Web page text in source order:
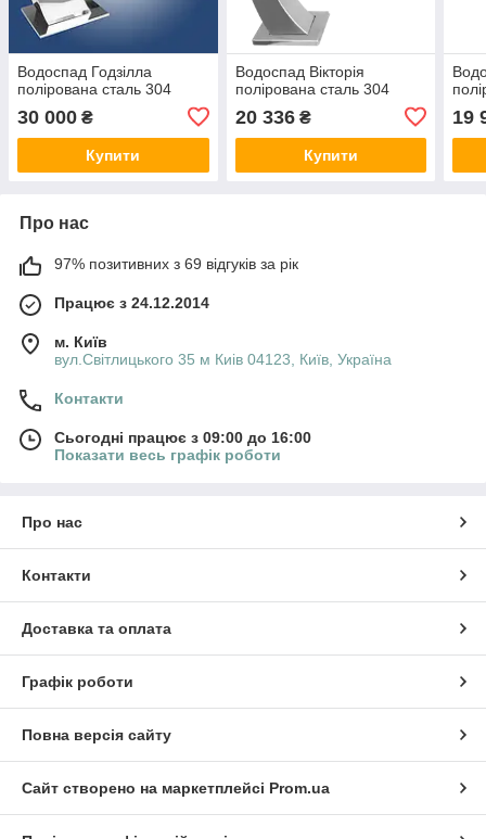
Водоспад Годзілла
полірована сталь 304
30 000 ₴
Купити
Водоспад Вікторія
полірована сталь 304
20 336₴
Купити
19
Про нас
97% позитивних з 69 відгуків за рік
Працює з 24.12.2014
м. Київ
вул.Світлицького 35 м Киів 04123, Київ, Україна
Контакти
Сьогодні працює з 09:00 до 16:00
Показати весь графік роботи
Про нас
Контакти
Доставка та оплата
Графік роботи
Повна версія сайту
Сайт створено на маркетплейсі Prom.ua